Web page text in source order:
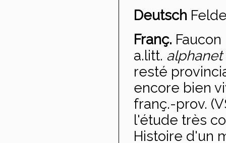
Deutsch
Franç. Faucon
a.litt. alphanet
resté
encore bien
franç.-prov.
l'étude très
Histoire d'un